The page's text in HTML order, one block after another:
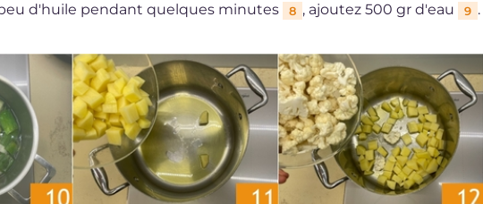
d'huile pendant quelques minutes
8 , ajoutez 500 gr d'eau 9 .